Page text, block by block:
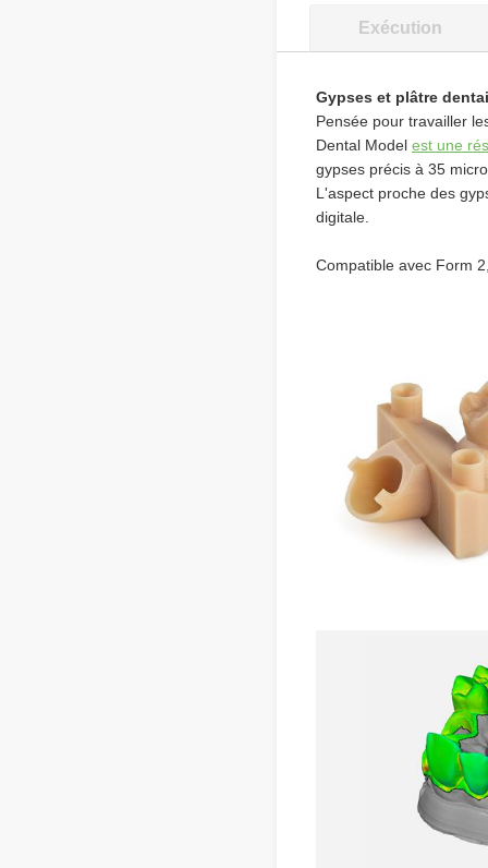
Exécution
Gypses et plâtre
Pensée pour travailler
Dental Model est une
gypses précis à 35
L'aspect proche des
digitale.
Compatible avec Form